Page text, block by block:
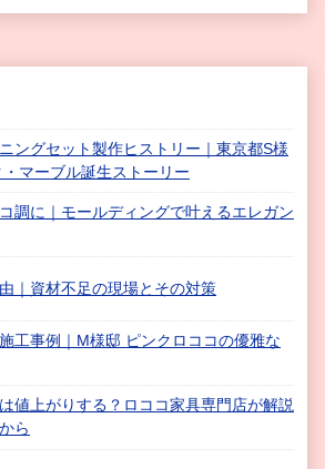
ングセット製作ヒストリー｜東京都S様
マーブル誕生ストーリー
調に｜モールディングで叶えるエレガン
｜資材不足の現場とその対策
工事例｜M様邸 ピンクロココの優雅な
値上がりする？ロココ家具専門店が解説
ら